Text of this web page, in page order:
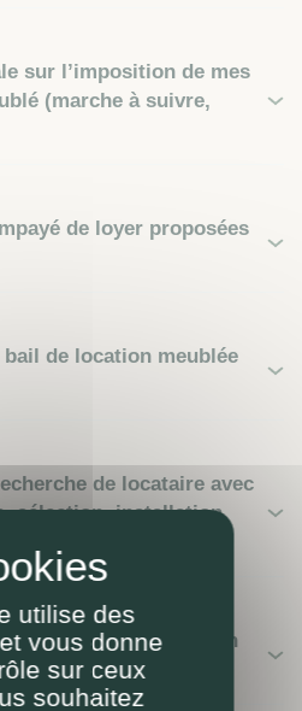
sur l’imposition de mes
(marche à suivre,
de loyer proposées
de location meublée
de locataire avec
sélection, installation,
pendant la location
utilise des
vous donne
sur ceux
souhaitez